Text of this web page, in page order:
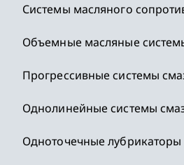
Системы масляного
Объемные масляные
Прогрессивные системы
Однолинейные системы
Одноточечные лубрикаторы